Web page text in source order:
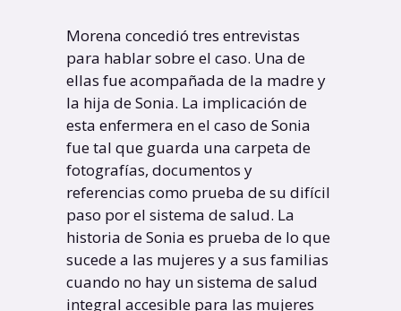
Morena concedió tres entrevistas
para hablar sobre el caso. Una de
ellas fue acompañada de la madre y
la hija de Sonia. La implicación de
esta enfermera en el caso de Sonia
fue tal que guarda una carpeta de
fotografías, documentos y
referencias como prueba de su difícil
paso por el sistema de salud. La
historia de Sonia es prueba de lo que
sucede a las mujeres y a sus familias
cuando no hay un sistema de salud
integral accesible para las mujeres